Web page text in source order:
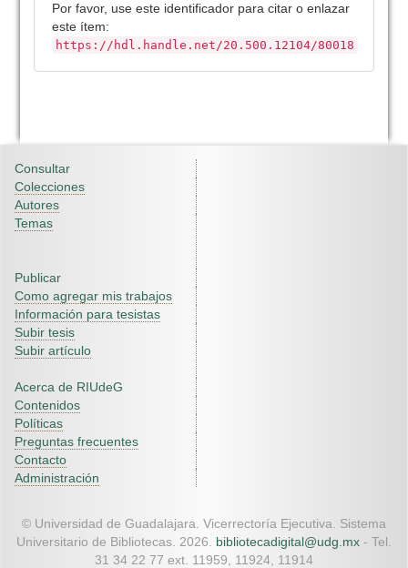
Por favor, use este identificador para citar o enlazar
este ítem:
https://hdl.handle.net/20.500.12104/80018
Consultar
Colecciones
Autores
Temas
Publicar
Como agregar mis trabajos
Información para tesistas
Subir tesis
Subir artículo
Acerca de RIUdeG
Contenidos
Políticas
Preguntas frecuentes
Contacto
Administración
© Universidad de Guadalajara. Vicerrectoría Ejecutiva. Sistema
Universitario de Bibliotecas. 2026. bibliotecadigital@udg.mx - Tel.
31 34 22 77 ext. 11959, 11924, 11914